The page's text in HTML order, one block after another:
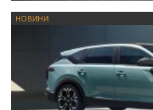
НОВИНИ